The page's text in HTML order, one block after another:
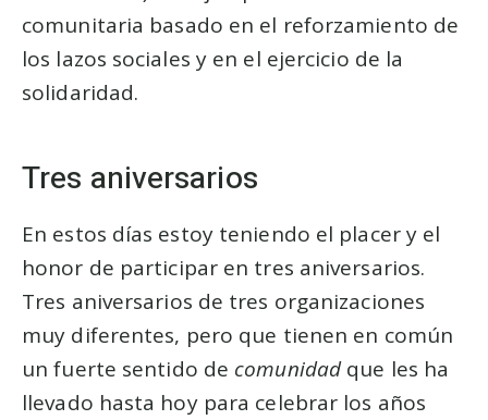
comunitaria basado en el reforzamiento de
los lazos sociales y en el ejercicio de la
solidaridad.
Tres aniversarios
En estos días estoy teniendo el placer y el
honor de participar en tres aniversarios.
Tres aniversarios de tres organizaciones
muy diferentes, pero que tienen en común
un fuerte sentido de comunidadque les ha
llevado hasta hoy para celebrar los años